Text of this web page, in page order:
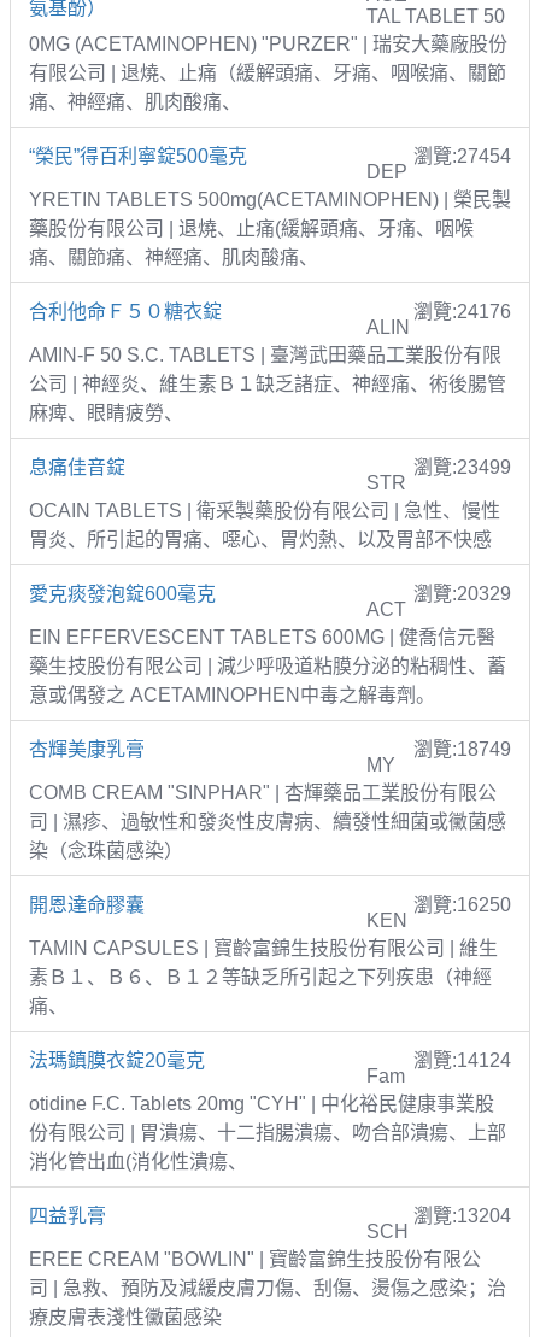
氨基酚）
TAL TABLET 50
0MG (ACETAMINOPHEN) "PURZER" | 瑞安大藥廠股份
有限公司 | 退燒、止痛（緩解頭痛、牙痛、咽喉痛、關節
痛、神經痛、肌肉酸痛、
“榮民”得百利寧錠500毫克 瀏覽:27454
DEP
YRETIN TABLETS 500mg(ACETAMINOPHEN) | 榮民製
藥股份有限公司 | 退燒、止痛(緩解頭痛、牙痛、咽喉
痛、關節痛、神經痛、肌肉酸痛、
合利他命Ｆ５０糖衣錠 瀏覽:24176
ALIN
AMIN-F 50 S.C. TABLETS | 臺灣武田藥品工業股份有限
公司 | 神經炎、維生素Ｂ１缺乏諸症、神經痛、術後腸管
麻痺、眼睛疲勞、
息痛佳音錠 瀏覽:23499
STR
OCAIN TABLETS | 衛采製藥股份有限公司 | 急性、慢性
胃炎、所引起的胃痛、噁心、胃灼熱、以及胃部不快感
愛克痰發泡錠600毫克 瀏覽:20329
ACT
EIN EFFERVESCENT TABLETS 600MG | 健喬信元醫
藥生技股份有限公司 | 減少呼吸道粘膜分泌的粘稠性、蓄
意或偶發之 ACETAMINOPHEN中毒之解毒劑。
杏輝美康乳膏 瀏覽:18749
MY
COMB CREAM "SINPHAR" | 杏輝藥品工業股份有限公
司 | 濕疹、過敏性和發炎性皮膚病、續發性細菌或黴菌感
染（念珠菌感染）
開恩達命膠囊 瀏覽:16250
KEN
TAMIN CAPSULES | 寶齡富錦生技股份有限公司 | 維生
素Ｂ１、Ｂ６、Ｂ１２等缺乏所引起之下列疾患（神經
痛、
法瑪鎮膜衣錠20毫克 瀏覽:14124
Fam
otidine F.C. Tablets 20mg "CYH" | 中化裕民健康事業股
份有限公司 | 胃潰瘍、十二指腸潰瘍、吻合部潰瘍、上部
消化管出血(消化性潰瘍、
四益乳膏 瀏覽:13204
SCH
EREE CREAM "BOWLIN" | 寶齡富錦生技股份有限公
司 | 急救、預防及減緩皮膚刀傷、刮傷、燙傷之感染；治
療皮膚表淺性黴菌感染